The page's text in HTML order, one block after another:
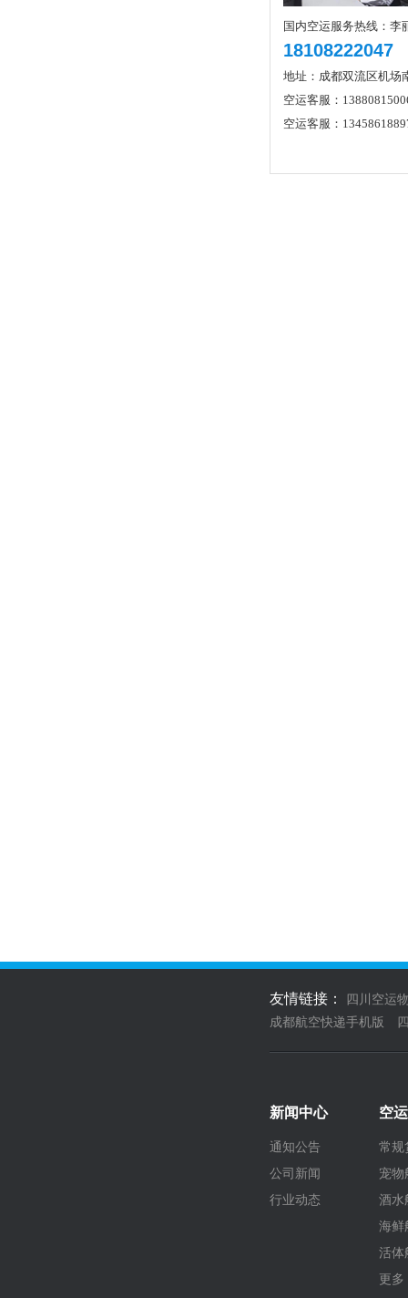
国内空运服务热线：李
18108222047
地址：成都双流区机场
空运客服：
空运客服：
友情链接：
四川空运
成都航空快递手机版
新闻中心
通知公告
公司新闻
行业动态
空
常规
宠物
酒水
海鲜
活体
更多